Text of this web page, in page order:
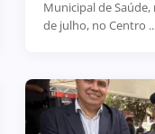
Municipal de
de julho, no Centro